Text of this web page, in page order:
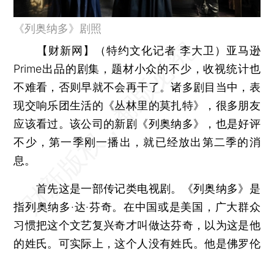
《列奥纳多》剧照
【财新网】（特约文化记者 李大卫） 亚马逊
Prime出品的剧集，题材小众的不少，收视统计也
不难看，否则早就不会再干了。诸多剧目当中，表
现交响乐团生活的《丛林里的莫扎特》，很多朋友
应该看过。该公司的新剧《列奥纳多》，也是好评
不少，第一季刚一播出，就已经放出第二季的消
息。
首先这是一部传记类电视剧。《列奥纳多》是
指列奥纳多·达·芬奇。在中国或是美国，广大群众
习惯把这个文艺复兴奇才叫做达芬奇，以为这是他
的姓氏。可实际上，这个人没有姓氏。他是佛罗伦